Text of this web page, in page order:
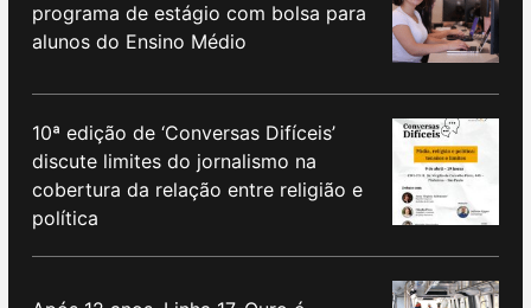
programa de estágio com bolsa para
alunos do Ensino Médio
10ª edição de ‘Conversas Difíceis’
discute limites do jornalismo na
cobertura da relação entre religião e
política